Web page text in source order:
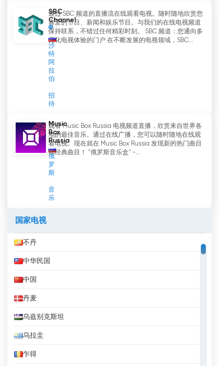
SBC
Channel
沙
特
阿
拉
伯
招
待
通过 SBC 频道的直播流在线观看电视。随时随地欣赏您
喜爱的节目、新闻和娱乐节目。与我们的在线电视频道
保持联系，不错过任何精彩时刻。 SBC 频道：您通向多
元化电视体验的门户 在不断发展的电视领域，SBC...
Music
Box
Russia
俄
罗
斯
音
乐
观看 Music Box Russia 电视频道直播，欣赏来自世界各
地的最佳音乐。通过在线广播，您可以随时随地在线观
看电视。现在就在 Music Box Russia 发现新的热门曲目
和经典曲目！ "俄罗斯音乐盒" -...
国家电视
不丹
中华民国
中国
丹麦
乌兹别克斯坦
乌拉圭
乍得